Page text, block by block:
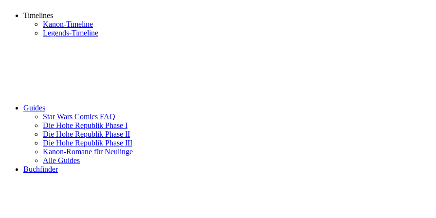
Timelines
Kanon-Timeline
Legends-Timeline
Guides
Star Wars Comics FAQ
Die Hohe Republik Phase I
Die Hohe Republik Phase II
Die Hohe Republik Phase III
Kanon-Romane für Neulinge
Alle Guides
Buchfinder